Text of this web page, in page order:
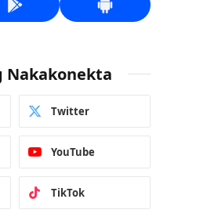
Nakakonekta
Twitter
YouTube
TikTok